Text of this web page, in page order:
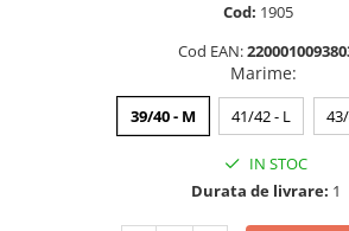
Cod: 1905
Cod EAN:
Marime:
39/40 - M 41/42 - L
IN STOC
Durata de livrare: 1